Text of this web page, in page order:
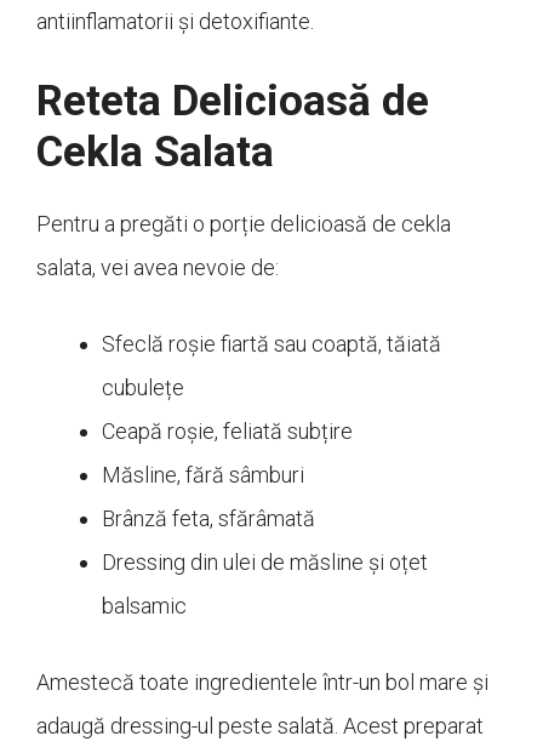
antiinflamatorii și detoxifiante.
Reteta Delicioasă de
Cekla Salata
Pentru a pregăti o porție delicioasă de cekla
salata, vei avea nevoie de:
Sfeclă roșie fiartă sau coaptă, tăiată
cubulețe
Ceapă roșie, feliată subțire
Măsline, fără sâmburi
Brânză feta, sfărâmată
Dressing din ulei de măsline și oțet
balsamic
Amestecă toate ingredientele într-un bol mare și
adaugă dressing-ul peste salată. Acest preparat